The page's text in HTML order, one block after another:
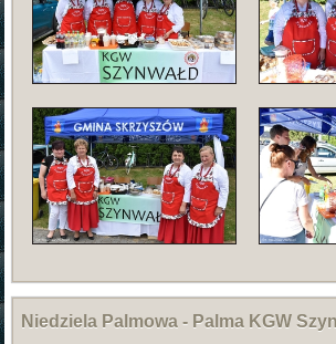
Niedziela Palmowa - Palma KGW